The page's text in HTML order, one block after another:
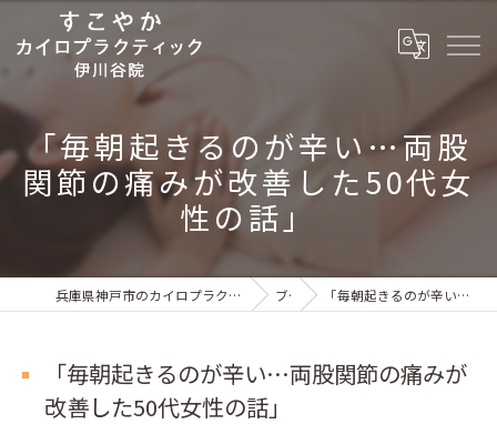
「毎朝起きるのが辛い…両股
関節の痛みが改善した50代女
性の話」
兵庫県神戸市のカイロプラクティックならすこやかカイロプラクティック 伊川谷院 ブログ 「毎朝起きるのが辛い…両股関節の痛みが改善した50代女性の話」
「毎朝起きるのが辛い…両股関節の痛みが
改善した50代女性の話」